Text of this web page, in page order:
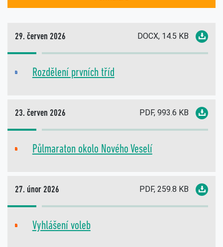
29. červen 2026 DOCX, 14.5 KB
Rozdělení prvních tříd
23. červen 2026 PDF, 993.6 KB
Půlmaraton okolo Nového Veselí
27. únor 2026 PDF, 259.8 KB
Vyhlášení voleb